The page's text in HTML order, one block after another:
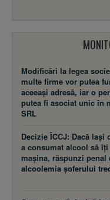
Modificări la legea
multe firme vor putea
aceeaşi adresă, iar o
putea fi asociat unic în
SRL
Decizie ÎCCJ: Dacă laşi
a consumat alcool să
maşina, răspunzi penal
alcoolemia şoferului